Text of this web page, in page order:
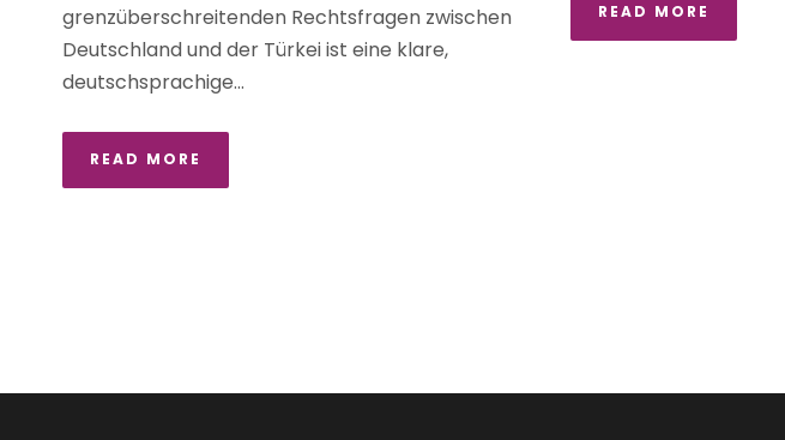
grenzüberschreitenden Rechtsfragen zwischen
Deutschland und der Türkei ist eine klare,
deutschsprachige...
READ MORE
READ MORE